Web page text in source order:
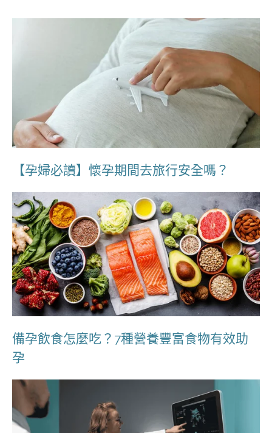
【孕婦必讀】懷孕期間去旅行安全嗎？
備孕飲食怎麼吃？7種營養豐富食物有效助
孕